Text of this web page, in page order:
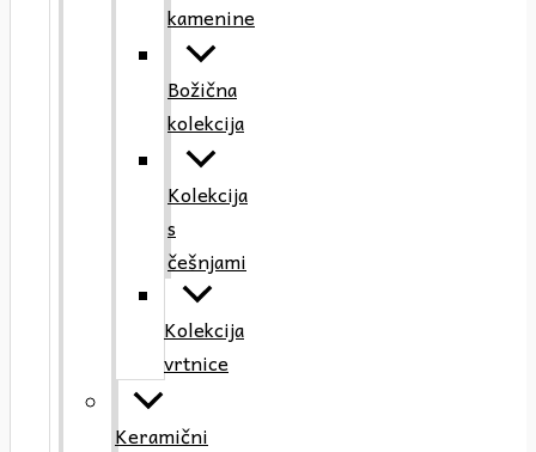
kamenine
Božična
kolekcija
Kolekcija
s
češnjami
Kolekcija
vrtnice
Keramični